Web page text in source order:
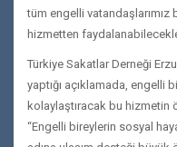
tüm engelli
hizmetten
Türkiye Sakatlar Derneği
yaptığı açıklamada, engelli
kolaylaştıracak bu hizmetin
“Engelli bireylerin sosyal